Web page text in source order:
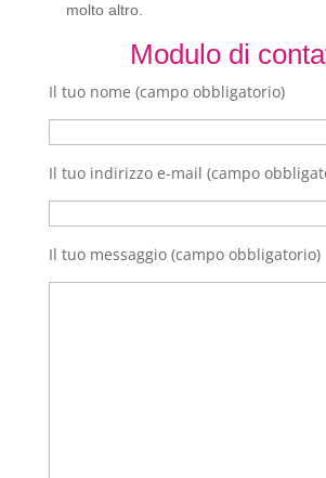
molto altro.
Modulo di
Il tuo nome (campo obbligatorio)
Il tuo indirizzo e-mail (campo
Il tuo messaggio (campo obbligatorio)